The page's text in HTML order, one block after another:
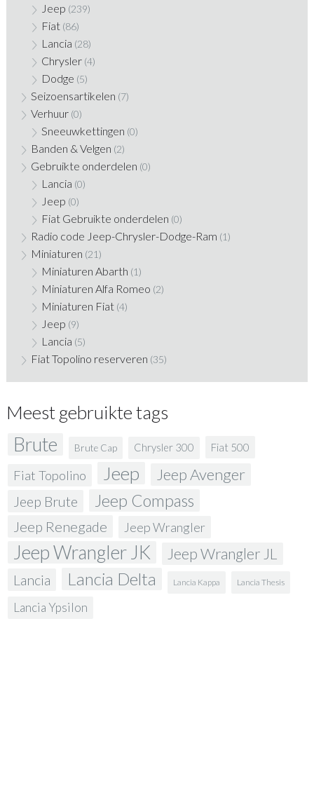
Jeep (239)
Fiat (86)
Lancia (28)
Chrysler (4)
Dodge (5)
Seizoensartikelen (7)
Verhuur (0)
Sneeuwkettingen (0)
Banden & Velgen (2)
Gebruikte onderdelen (0)
Lancia (0)
Jeep (0)
Fiat Gebruikte onderdelen (0)
Radio code Jeep-Chrysler-Dodge-Ram (1)
Miniaturen (21)
Miniaturen Abarth (1)
Miniaturen Alfa Romeo (2)
Miniaturen Fiat (4)
Jeep (9)
Lancia (5)
Fiat Topolino reserveren (35)
Meest gebruikte tags
Brute Brute Cap Chrysler 300 Fiat 500
Fiat Topolino Jeep Jeep Avenger
Jeep Brute Jeep Compass
Jeep Renegade Jeep Wrangler
Jeep Wrangler JK Jeep Wrangler JL
Lancia Lancia Delta Lancia Kappa Lancia Thesis
Lancia Ypsilon